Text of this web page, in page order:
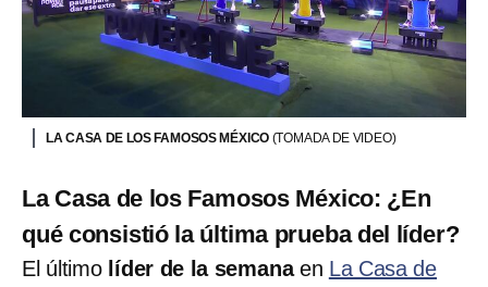
LA CASA DE LOS FAMOSOS MÉXICO (TOMADA DE VIDEO)
La Casa de los Famosos México: ¿En
qué consistió la última prueba del líder?
El último líder de la semanaen La Casa de